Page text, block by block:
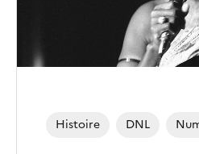
Histoire DNL